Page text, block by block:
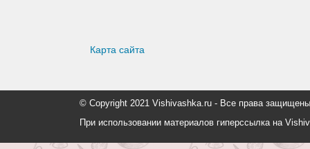
Карта сайта
© Copyright 2021 Vishivashka.ru - Все права
При использовании материалов гиперссылка на